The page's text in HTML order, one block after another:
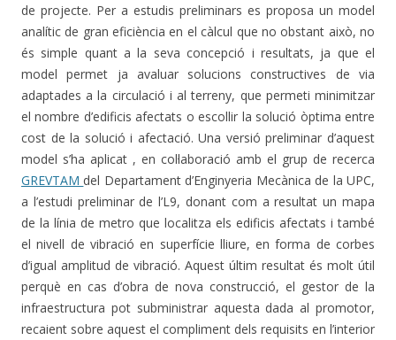
de projecte. Per a estudis preliminars es proposa un model
analític de gran eficiència en el càlcul que no obstant això, no
és simple quant a la seva concepció i resultats, ja que el
model permet ja avaluar solucions constructives de via
adaptades a la circulació i al terreny, que permeti minimitzar
el nombre d’edificis afectats o escollir la solució òptima entre
cost de la solució i afectació. Una versió preliminar d’aquest
model s’ha aplicat , en col·laboració amb el grup de recerca
GREVTAM del Departament d’Enginyeria Mecànica de la UPC,
a l’estudi preliminar de l’L9, donant com a resultat un mapa
de la línia de metro que localitza els edificis afectats i també
el nivell de vibració en superfície lliure, en forma de corbes
d’igual amplitud de vibració. Aquest últim resultat és molt útil
perquè en cas d’obra de nova construcció, el gestor de la
infraestructura pot subministrar aquesta dada al promotor,
recaient sobre aquest el compliment dels requisits en l’interior